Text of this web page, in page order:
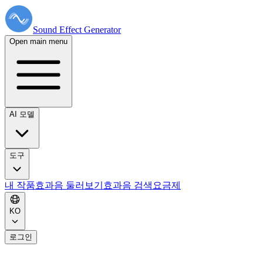
Sound Effect Generator
Open main menu
AI 모델
도구
내 작품효과음 둘러보기 효과음 검색 요금제
KO
로그인